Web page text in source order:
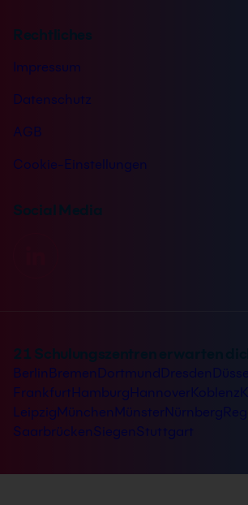
Rechtliches
Impressum
Datenschutz
AGB
Cookie-Einstellungen
Social Media
21 Schulungszentren erwarten dich
Berlin Bremen Dortmund
FrankfurtHamburgHannover
LeipzigMünchen Münster
SaarbrückenSiegen Stuttgart